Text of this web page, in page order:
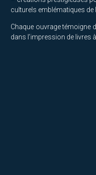
culturels emblématiques de
Chaque ouvrage témoigne
dans l’impression de livres